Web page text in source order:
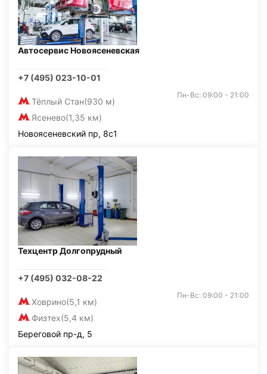
Автосервис Новоясеневская
+7 (495) 023-10-01
Тёплый Стан(930 м)
Ясенево(1,35 км)
Пн-Вс: 09:00 - 21:00
Новоясеневский пр, 8с1
Техцентр Долгопрудный
+7 (495) 032-08-22
Ховрино(5,1 км)
Физтех(5,4 км)
Пн-Вс: 09:00 - 21:00
Береговой пр-д, 5